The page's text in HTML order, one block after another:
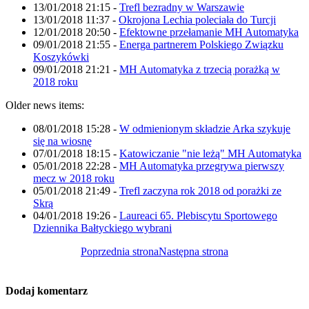
13/01/2018 21:15 - Trefl bezradny w Warszawie
13/01/2018 11:37 - Okrojona Lechia poleciała do Turcji
12/01/2018 20:50 - Efektowne przełamanie MH Automatyka
09/01/2018 21:55 - Energa partnerem Polskiego Związku
Koszykówki
09/01/2018 21:21 - MH Automatyka z trzecią porażką w
2018 roku
Older news items:
08/01/2018 15:28 - W odmienionym składzie Arka szykuje
się na wiosnę
07/01/2018 18:15 - Katowiczanie "nie leżą" MH Automatyka
05/01/2018 22:28 - MH Automatyka przegrywa pierwszy
mecz w 2018 roku
05/01/2018 21:49 - Trefl zaczyna rok 2018 od porażki ze
Skrą
04/01/2018 19:26 - Laureaci 65. Plebiscytu Sportowego
Dziennika Bałtyckiego wybrani
Poprzednia stronaNastępna strona
Dodaj komentarz